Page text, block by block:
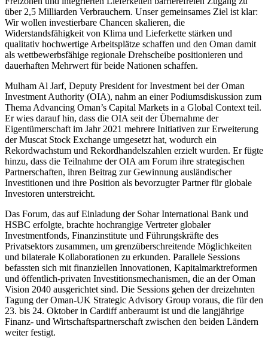
über 2,5 Milliarden Verbrauchern. Unser gemeinsames Ziel ist klar:
Wir wollen investierbare Chancen skalieren, die
Widerstandsfähigkeit von Klima und Lieferkette stärken und
qualitativ hochwertige Arbeitsplätze schaffen und den Oman damit
als wettbewerbsfähige regionale Drehscheibe positionieren und
dauerhaften Mehrwert für beide Nationen schaffen.
Mulham Al Jarf, Deputy President for Investment bei der Oman
Investment Authority (OIA), nahm an einer Podiumsdiskussion zum
Thema Advancing Oman’s Capital Markets in a Global Context teil.
Er wies darauf hin, dass die OIA seit der Übernahme der
Eigentümerschaft im Jahr 2021 mehrere Initiativen zur Erweiterung
der Muscat Stock Exchange umgesetzt hat, wodurch ein
Rekordwachstum und Rekordhandelszahlen erzielt wurden. Er fügte
hinzu, dass die Teilnahme der OIA am Forum ihre strategischen
Partnerschaften, ihren Beitrag zur Gewinnung ausländischer
Investitionen und ihre Position als bevorzugter Partner für globale
Investoren unterstreicht.
Das Forum, das auf Einladung der Sohar International Bank und
HSBC erfolgte, brachte hochrangige Vertreter globaler
Investmentfonds, Finanzinstitute und Führungskräfte des
Privatsektors zusammen, um grenzüberschreitende Möglichkeiten
und bilaterale Kollaborationen zu erkunden. Parallele Sessions
befassten sich mit finanziellen Innovationen, Kapitalmarktreformen
und öffentlich-privaten Investitionsmechanismen, die an der Oman
Vision 2040 ausgerichtet sind. Die Sessions gehen der dreizehnten
Tagung der Oman-UK Strategic Advisory Group voraus, die für den
23. bis 24. Oktober in Cardiff anberaumt ist und die langjährige
Finanz- und Wirtschaftspartnerschaft zwischen den beiden Ländern
weiter festigt.